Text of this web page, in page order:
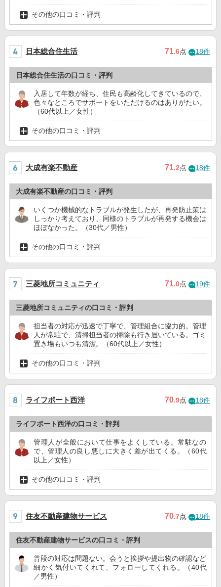
その他の口コミ・評判
日本総合住生活 71.6点 18件
日本総合住生活の口コミ・評判
入居して年数が経ち、住民も高齢化してきているので、
色々なところでサポートをいただけるのはありがたい。
（60代以上／女性）
その他の口コミ・評判
大成有楽不動産 71.2点 18件
大成有楽不動産の口コミ・評判
いくつか機械的なトラブルが発生したが、再発防止策は
しっかり考えており、同様のトラブルが再発する機会は
ほぼなかった。（30代／男性）
その他の口コミ・評判
三菱地所コミュニティ 71.0点 19件
三菱地所コミュニティの口コミ・評判
担当者の対応が迅速で丁寧で、管理組合に協力的。管理
人が常駐で、清掃担当者の掃除も行き届いている。ゴミ
置き場もいつも清潔。（60代以上／女性）
その他の口コミ・評判
ライフポート西洋 70.9点 18件
ライフポート西洋の口コミ・評判
管理人が全般において仕事をよくしている。常駐なの
で、管理人の良し悪しに大きく差が出てくる。（60代
以上／女性）
その他の口コミ・評判
住友不動産建物サービス 70.7点 18件
住友不動産建物サービスの口コミ・評判
普段の対応は問題ない。会うと挨拶や提出物の確認など
細かく気付いてくれて、フォローしてくれる。（40代
／男性）